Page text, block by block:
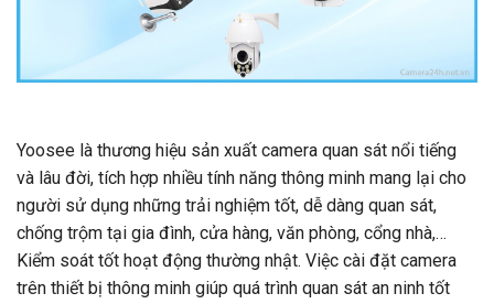
Yoosee là thương hiệu sản xuất camera quan sát nổi tiếng
và lâu đời, tích hợp nhiều tính năng thông minh mang lại cho
người sử dụng những trải nghiệm tốt, dễ dàng quan sát,
chống trộm tại gia đình, cửa hàng, văn phòng, cổng nhà,…
Kiểm soát tốt hoạt động thường nhật. Việc cài đặt camera
trên thiết bị thông minh giúp quá trình quan sát an ninh tốt